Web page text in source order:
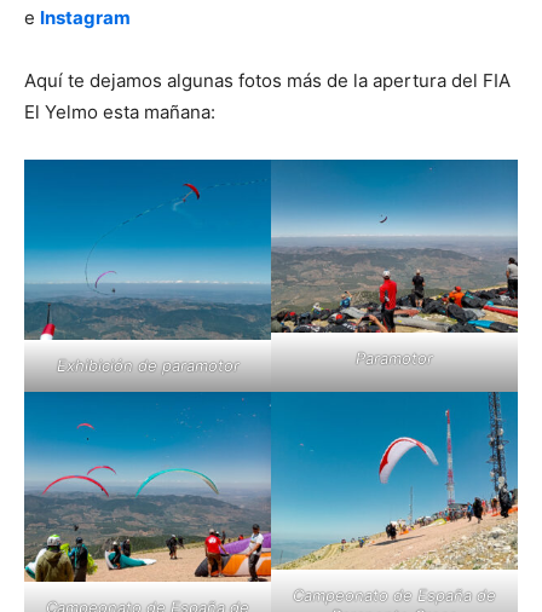
e Instagram
Aquí te dejamos algunas fotos más de la apertura del FIA
El Yelmo esta mañana:
Exhibición de paramotor Paramotor
Campeonato de España de
Campeonato de España de